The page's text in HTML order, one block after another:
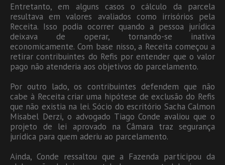
Entretanto, em alguns casos o cálculo da parcela
resultava em valores avaliados como irrisórios pela
Receita. Isso podia ocorrer quando a pessoa jurídica
deixava de operar, tornando-se inativa
economicamente. Com base nisso, a Receita começou a
retirar contribuintes do Refis por entender que o valor
pago não atenderia aos objetivos do parcelamento.
Por outro lado, os contribuintes defendem que não
cabe à Receita criar uma hipótese de exclusão do Refis
que não existia na lei. Sócio do escritório Sacha Calmon
Misabel Derzi, o advogado Tiago Conde avaliou que o
projeto de lei aprovado na Câmara traz segurança
jurídica para quem aderiu ao parcelamento.
Ainda, Conde ressaltou que a Fazenda participou da